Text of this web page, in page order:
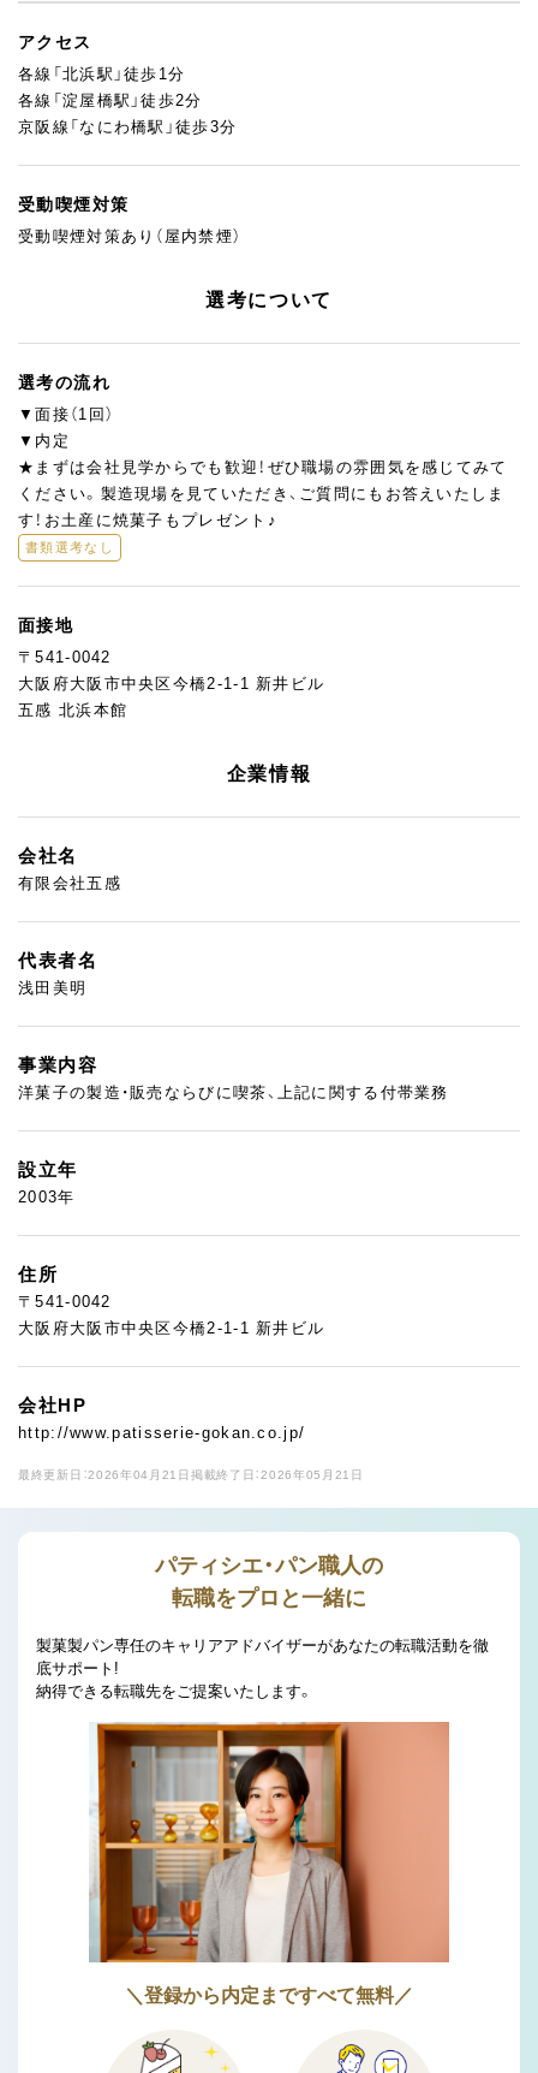
アクセス
各線「北浜駅」徒歩1分
各線「淀屋橋駅」徒歩2分
京阪線「なにわ橋駅」徒歩3分
受動喫煙対策
受動喫煙対策あり（屋内禁煙）
選考について
選考の流れ
▼面接（1回）
▼内定
★まずは会社見学からでも歓迎！ぜひ職場の雰囲気を感じてみて
ください。製造現場を見ていただき、ご質問にもお答えいたしま
す！お土産に焼菓子もプレゼント♪
書類選考なし
面接地
〒541-0042
大阪府大阪市中央区今橋2-1-1 新井ビル
五感 北浜本館
企業情報
会社名
有限会社五感
代表者名
浅田美明
事業内容
洋菓子の製造・販売ならびに喫茶、上記に関する付帯業務
設立年
2003年
住所
〒541-0042
大阪府大阪市中央区今橋2-1-1 新井ビル
会社HP
http://www.patisserie-gokan.co.jp/
最終更新日：2026年04月21日 掲載終了日：2026年05月21日
パティシエ・パン職人の
転職をプロと一緒に
製菓製パン専任のキャリアアドバイザーがあなたの転職活動を徹
底サポート!
納得できる転職先をご提案いたします。
＼登録から内定まですべて無料／